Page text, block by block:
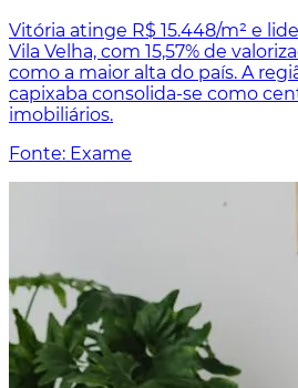
Vitória atinge R$ 15.448/m² e
Vila Velha, com 15,57% de
como a maior alta do país. A
capixaba consolida-se como
imobiliários.
Fonte: Exame